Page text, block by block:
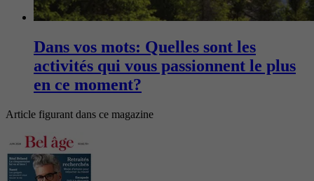
Dans vos mots: Quelles sont les
activités qui vous passionnent le plus
en ce moment?
Article figurant dans ce magazine